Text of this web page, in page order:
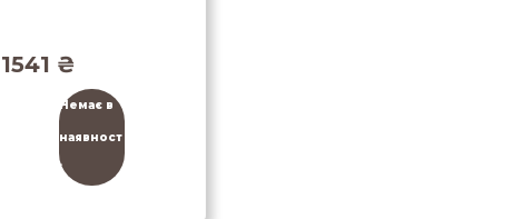
1541 ₴
Немає в
наявност
і